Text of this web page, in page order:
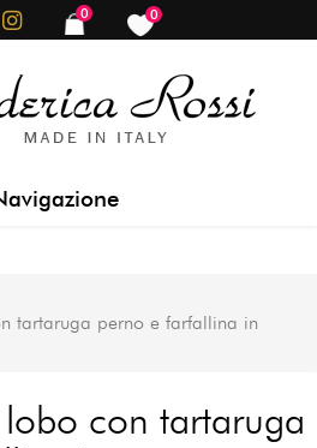
0
items
0
items
tartaruga perno e farfallina in
con tartaruga